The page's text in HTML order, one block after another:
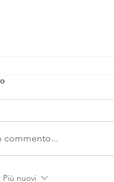
il mio bambino
commento...
Più nuovi